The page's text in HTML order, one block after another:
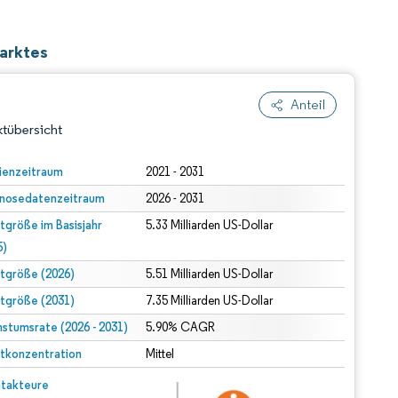
Anteil
2021 - 2031
2026 - 2031
im Basisjahr
5.33 Milliarden US-Dollar
(2026) 5.51 Milliarden US-Dollar
(2031) 7.35 Milliarden US-Dollar
(2026 - 2031) 5.90% CAGR
Mittel
Intelligence. Wiederverwendung erfordert Namensnennung gemäß CC BY 4.0.
gemäß CC BY 4.0.